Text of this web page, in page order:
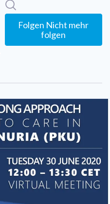
Folgen Nicht mehr
folgen